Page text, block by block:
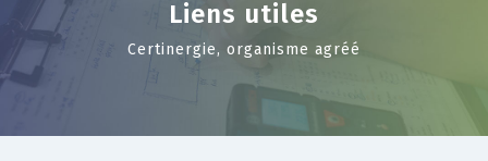
Liens utiles
Certinergie, organisme agréé